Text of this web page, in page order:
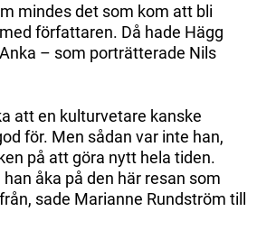
mindes det som kom att bli
författaren. Då hade Hägg
– som porträtterade Nils
att en kulturvetare kanske
för. Men sådan var inte han,
på att göra nytt hela tiden.
åka på den här resan som
sade Marianne Rundström till